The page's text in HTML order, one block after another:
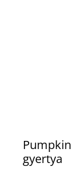
gyertya